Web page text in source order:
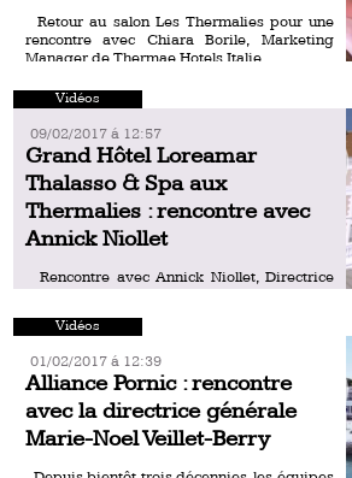
Retour au salon Les Thermalies pour une
rencontre avec Chiara Borile, Marketing
Manager de Thermae Hotels Italie.
Vidéos
09/02/2017 á 12:57
Grand Hôtel Loreamar
Thalasso & Spa aux
Thermalies : rencontre avec
Annick Niollet
Rencontre avec Annick Niollet, Directrice
SFH (Style Feeling Hotel).
Vidéos
01/02/2017 á 12:39
Alliance Pornic : rencontre
avec la directrice générale
Marie-Noel Veillet-Berry